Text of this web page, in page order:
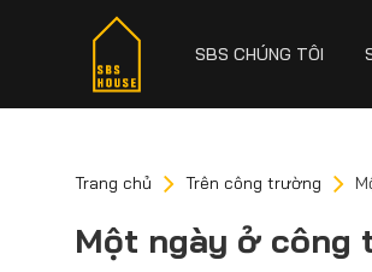
SBS CHÚNG TÔI
Trang chủ Trên công trường
Một ngày ở công